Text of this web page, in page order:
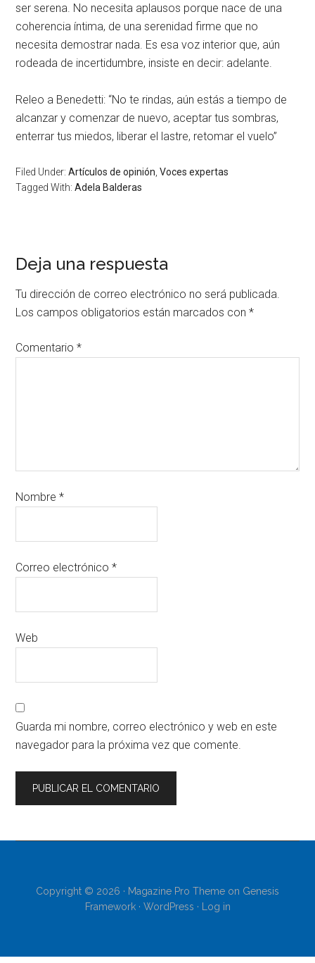
ser serena. No necesita aplausos porque nace de una
coherencia íntima, de una serenidad firme que no
necesita demostrar nada. Es esa voz interior que, aún
rodeada de incertidumbre, insiste en decir: adelante.
Releo a Benedetti: “No te rindas, aún estás a tiempo de
alcanzar y comenzar de nuevo, aceptar tus sombras,
enterrar tus miedos, liberar el lastre, retomar el vuelo”
Filed Under:Artículos de opinión ,Voces expertas
Tagged With:Adela Balderas
Deja una respuesta
Tu dirección de correo electrónico no será publicada.
Los campos obligatorios están marcados con*
Comentario*
Nombre*
Correo electrónico*
Web
Guarda mi nombre, correo electrónico y web en este
navegador para la próxima vez que comente.
Copyright © 2026 · Magazine Pro Theme on Genesis
Framework· WordPress · Log in